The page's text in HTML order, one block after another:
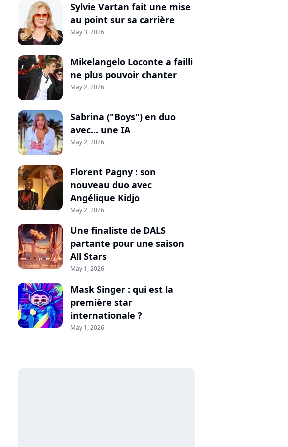
Sylvie Vartan fait une mise
au point sur sa carrière
May 3, 2026
Mikelangelo Loconte a failli
ne plus pouvoir chanter
May 2, 2026
Sabrina ("Boys") en duo
avec... une IA
May 2, 2026
Florent Pagny : son
nouveau duo avec
Angélique Kidjo
May 2, 2026
Une finaliste de DALS
partante pour une saison
All Stars
May 1, 2026
Mask Singer : qui est la
première star
internationale ?
May 1, 2026